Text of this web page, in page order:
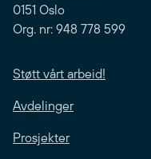
0151 Oslo
Org. nr: 948 778 599
Støtt vårt arbeid!
Avdelinger
Prosjekter